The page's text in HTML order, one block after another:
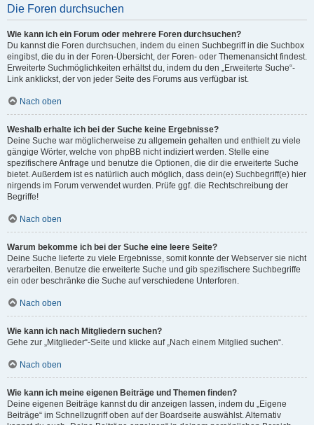
Die Foren durchsuchen
Wie kann ich ein Forum oder mehrere Foren durchsuchen?
Du kannst die Foren durchsuchen, indem du einen Suchbegriff in die Suchbox
eingibst, die du in der Foren-Übersicht, der Foren- oder Themenansicht findest.
Erweiterte Suchmöglichkeiten erhältst du, indem du den „Erweiterte Suche“-
Link anklickst, der von jeder Seite des Forums aus verfügbar ist.
Nach oben
Weshalb erhalte ich bei der Suche keine Ergebnisse?
Deine Suche war möglicherweise zu allgemein gehalten und enthielt zu viele
gängige Wörter, welche von phpBB nicht indiziert werden. Stelle eine
spezifischere Anfrage und benutze die Optionen, die dir die erweiterte Suche
bietet. Außerdem ist es natürlich auch möglich, dass dein(e) Suchbegriff(e) hier
nirgends im Forum verwendet wurden. Prüfe ggf. die Rechtschreibung der
Begriffe!
Nach oben
Warum bekomme ich bei der Suche eine leere Seite?
Deine Suche lieferte zu viele Ergebnisse, somit konnte der Webserver sie nicht
verarbeiten. Benutze die erweiterte Suche und gib spezifischere Suchbegriffe
ein oder beschränke die Suche auf verschiedene Unterforen.
Nach oben
Wie kann ich nach Mitgliedern suchen?
Gehe zur „Mitglieder“-Seite und klicke auf „Nach einem Mitglied suchen“.
Nach oben
Wie kann ich meine eigenen Beiträge und Themen finden?
Deine eigenen Beiträge kannst du dir anzeigen lassen, indem du „Eigene
Beiträge“ im Schnellzugriff oben auf der Boardseite auswählst. Alternativ